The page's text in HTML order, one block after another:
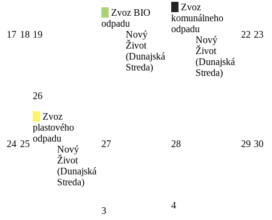
17 18 19
Zvoz BIO
odpadu
Nový
Život
(Dunajská
Streda)
Zvoz
komunálneho
odpadu
Nový
Život
(Dunajská
Streda)
22 23
24 25
26
Zvoz
plastového
odpadu
Nový
Život
(Dunajská
Streda)
27 28 29 30
3
4